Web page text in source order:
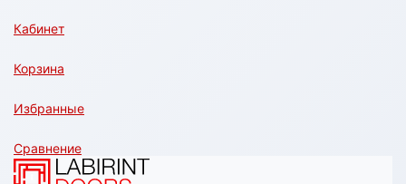
Кабинет
Корзина
Избранные
Сравнение